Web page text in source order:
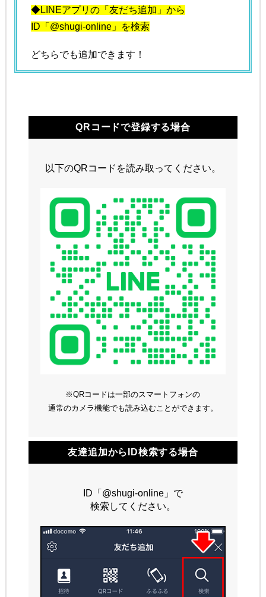
◆LINEアプリの「友だち追加」から
ID「@shugi-online」を検索
どちらでも追加できます！
QRコードで登録する場合
以下のQRコードを読み取ってください。
※QRコードは一部のスマートフォンの
通常のカメラ機能でも読み込むことができます。
友達追加からID検索する場合
ID「@shugi-online」で
検索してください。